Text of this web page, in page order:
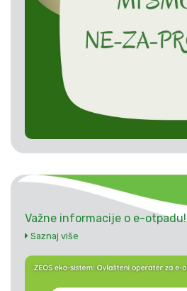
Važne informacije o e-otpadu!
Saznaj više